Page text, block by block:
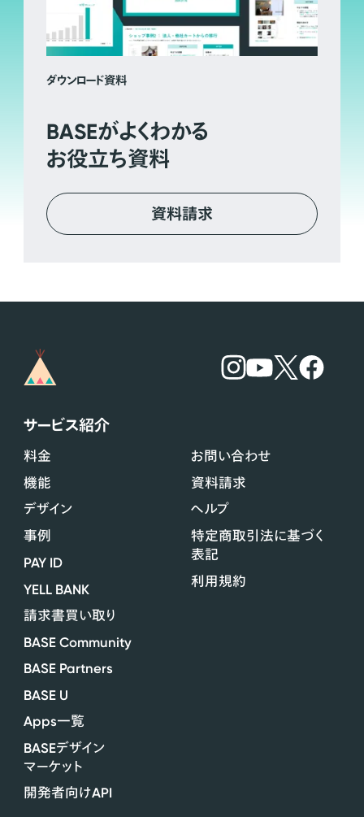
ダウンロード資料
BASEがよくわかる
お役立ち資料
資料請求
サービス紹介
料金
機能
デザイン
事例
PAY ID
YELL BANK
請求書買い取り
BASE Community
BASE Partners
BASE U
Apps一覧
BASEデザイン
マーケット
開発者向けAPI
お問い合わせ
資料請求
ヘルプ
特定商取引法に基づく
表記
利用規約